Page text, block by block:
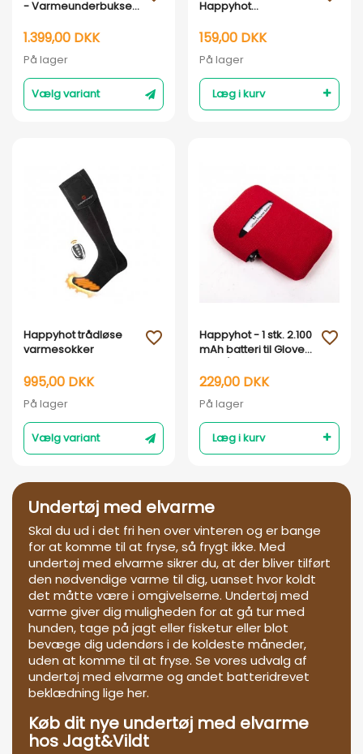
- Varmeunderbukser
1.399,00 DKK
På lager
Vælg variant
Happyhot
159,00 DKK
På lager
Læg i kurv
Vis her
Happyhot trådløse
varmesokker
995,00 DKK
På lager
Vælg variant
favorite_outline
Vis her
Happyhot - 1 stk. 2.100
mAh batteri til Glove
handske
229,00 DKK
På lager
Læg i kurv
favorite_outline
Undertøj med elvarme
Skal du ud i det fri hen over vinteren og er bange
for at komme til at fryse, så frygt ikke. Med
undertøj med elvarme sikrer du, at der bliver tilført
den nødvendige varme til dig, uanset hvor koldt
det måtte være i omgivelserne. Undertøj med
varme giver dig muligheden for at gå tur med
hunden, tage på jagt eller fisketur eller blot
bevæge dig udendørs i de koldeste måneder,
uden at komme til at fryse. Se vores udvalg af
undertøj med elvarme og andet batteridrevet
beklædning lige her.
Køb dit nye undertøj med elvarme
hos Jagt&Vildt